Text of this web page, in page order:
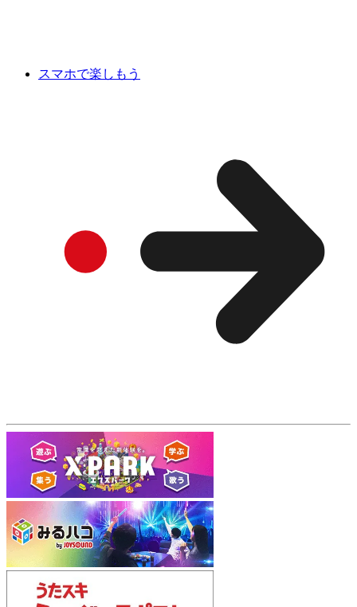
スマホで楽しもう